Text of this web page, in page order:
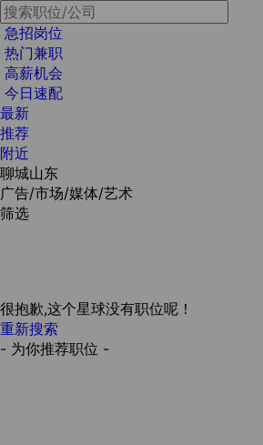
急招岗位
热门兼职
高薪机会
今日速配
最新
推荐
附近
聊城山东
广告/市场/媒体/艺术
筛选
很抱歉,这个星球没有职位呢！
重新搜索
- 为你推荐职位 -